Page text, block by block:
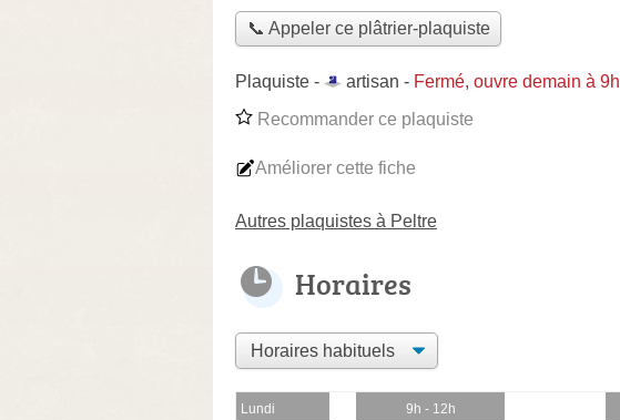
📞 Appeler ce plâtrier-plaquiste
Plaquiste - artisan - Fermé, ouvre demain à 9h
Recommander ce plaquiste
Améliorer cette fiche
Autres plaquistes à Peltre
Horaires
Lundi 9h - 12h